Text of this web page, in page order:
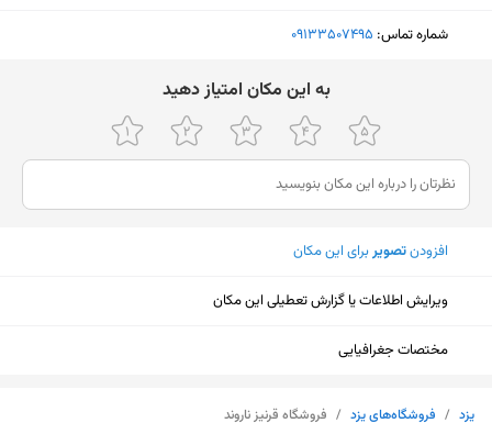
پنجشنبه (امروز)
یکشنبه
۸ تا ۲۲
دوشنبه
۸ تا ۲۲
سه‌شنبه
چهارشنبه
شماره تماس: ‎09133507495
ﺑﻪ اﯾﻦ ﻣﮑﺎن اﻣﺘﯿﺎز دﻫﯿﺪ
افزودنتصویربرای این مکان
ویرایش اطلاعات یا گزارش تعطیلی این مکان
مختصات جغرافیایی
یزد / فروشگاه‌های یزد / فروشگاه قرنیز ناروند